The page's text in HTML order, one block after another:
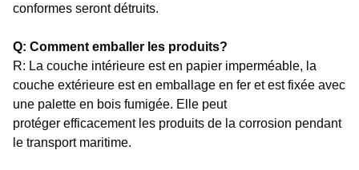
conformes seront détruits.
Q: Comment emballer les produits?
R: La couche intérieure est en papier imperméable, la
couche extérieure est en emballage en fer et est fixée avec
une palette en bois fumigée. Elle peut
protéger efficacement les produits de la corrosion pendant
le transport maritime.